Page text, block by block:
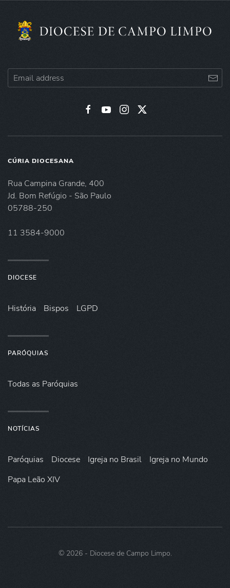
CÚRIA DIOCESANA
Rua Campina Grande, 400
Jd. Bom Refúgio - São Paulo
05788-250
11 3584-9000
DIOCESE
História Bispos LGPD
PARÓQUIAS
Todas as Paróquias
NOTÍCIAS
Paróquias Diocese Igreja no Brasil
Igreja no Mundo
Papa Leão XIV
© 2026- Diocese de Campo Limpo.